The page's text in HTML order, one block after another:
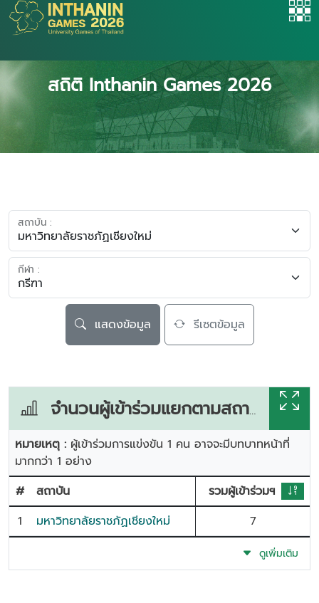
สถิติ Inthanin Games 2026
สถาบัน :
กีฬา :
แสดงข้อมูล รีเซตข้อมูล
จำนวนผู้เข้าร่วมแยกตามสถาบัน
หมายเหตุ : ผู้เข้าร่วมการแข่งขัน 1 คน อาจจะมีบทบาทหน้าที่
มากกว่า 1 อย่าง
#
สถาบัน
รวมผู้เข้าร่วมฯ
1
มหาวิทยาลัยราชภัฏเชียงใหม่ 7
ดูเพิ่มเติม